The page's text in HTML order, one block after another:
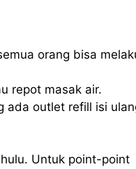
orang bisa
repot masak air.
ada outlet refill isi
Untuk point-point